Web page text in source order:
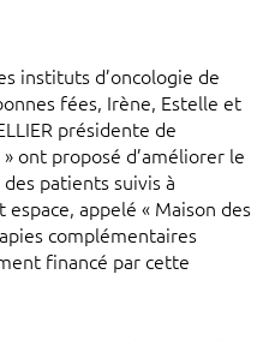
instituts d’oncologie de
fées, Irène, Estelle et
présidente de
» ont proposé d’améliorer le
patients suivis à
appelé « Maison des
complémentaires
financé par cette